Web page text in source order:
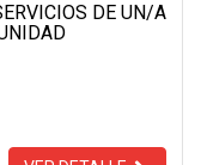
DE UN/A